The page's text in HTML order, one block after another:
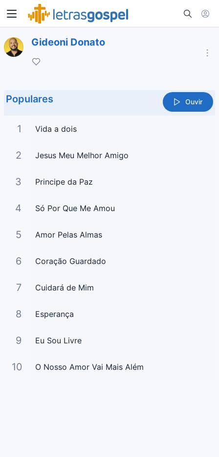
Gideoni Donato
Populares Ouvir
1 Vida a dois
2 Jesus Meu Melhor Amigo
3 Principe da Paz
4 Só Por Que Me Amou
5 Amor Pelas Almas
6 Coração Guardado
7 Cuidará de Mim
8 Esperança
9 Eu Sou Livre
10 O Nosso Amor Vai Mais Além